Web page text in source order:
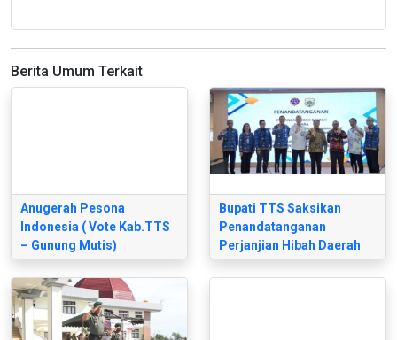
Berita Umum Terkait
Anugerah Pesona
Indonesia ( Vote Kab.TTS
– Gunung Mutis)
Bupati TTS Saksikan
Penandatanganan
Perjanjian Hibah Daerah
dengan Kementerian
Perhubungan RI